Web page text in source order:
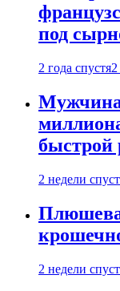
под
2 года спустя
Мужчина
быстрой
2 недели
2 недели